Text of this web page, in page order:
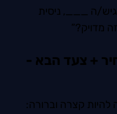
ה ___, ניסית
מדויק?”
+ צעד הבא -
להיות קצרה וברורה: